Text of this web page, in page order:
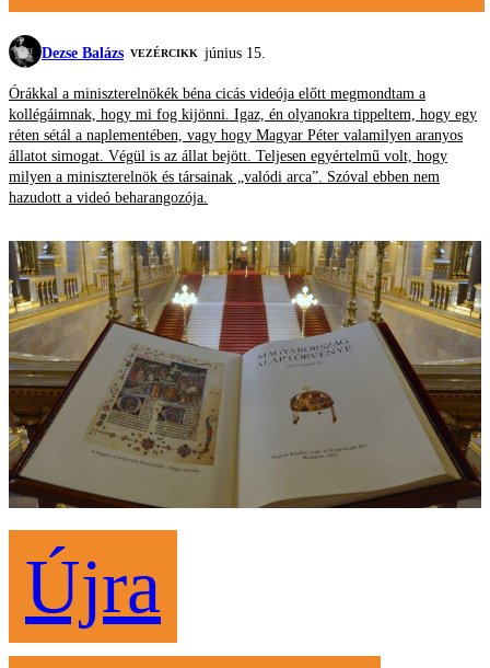
Dezse Balázs VEZÉRCIKK június 15.
Órákkal a miniszterelnökék béna cicás videója előtt megmondtam a
kollégáimnak, hogy mi fog kijönni. Igaz, én olyanokra tippeltem, hogy egy
réten sétál a naplementében, vagy hogy Magyar Péter valamilyen aranyos
állatot simogat. Végül is az állat bejött. Teljesen egyértelmű volt, hogy
milyen a miniszterelnök és társainak „valódi arca”. Szóval ebben nem
hazudott a videó beharangozója.
Újra